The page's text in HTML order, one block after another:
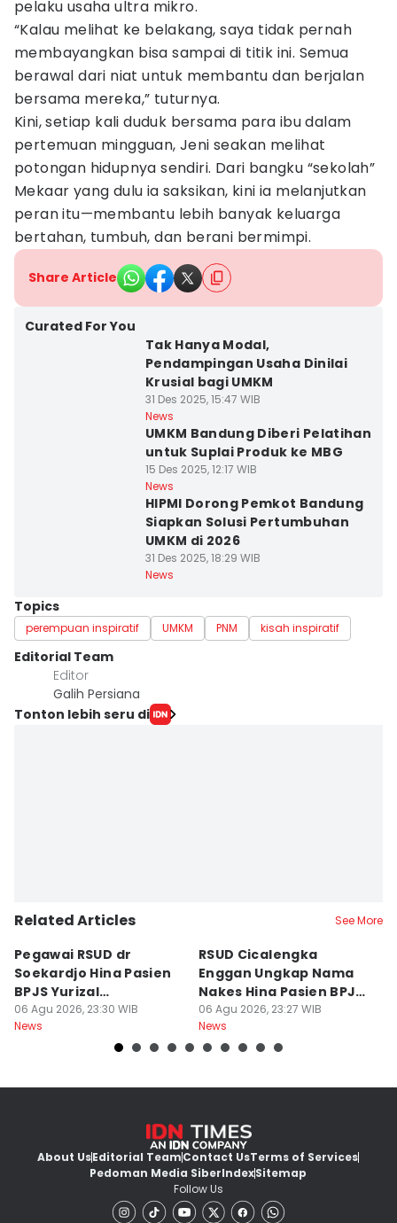
pelaku usaha ultra mikro.
“Kalau melihat ke belakang, saya tidak pernah
membayangkan bisa sampai di titik ini. Semua
berawal dari niat untuk membantu dan berjalan
bersama mereka,” tuturnya.
Kini, setiap kali duduk bersama para ibu dalam
pertemuan mingguan, Jeni seakan melihat
potongan hidupnya sendiri. Dari bangku “sekolah”
Mekaar yang dulu ia saksikan, kini ia melanjutkan
peran itu—membantu lebih banyak keluarga
bertahan, tumbuh, dan berani bermimpi.
Share Article
Curated For You
Tak Hanya Modal,
Pendampingan Usaha Dinilai
Krusial bagi UMKM
31 Des 2025, 15:47 WIB
News
UMKM Bandung Diberi Pelatihan
untuk Suplai Produk ke MBG
15 Des 2025, 12:17 WIB
News
HIPMI Dorong Pemkot Bandung
Siapkan Solusi Pertumbuhan
UMKM di 2026
31 Des 2025, 18:29 WIB
News
Topics
perempuan inspiratif UMKM PNM kisah inspiratif
Editorial Team
Editor
Galih Persiana
Tonton lebih seru di
Related Articles See More
Pegawai RSUD dr
Soekardjo Hina Pasien
BPJS Yurizal
Mengundurkan Diri
06 Agu 2026, 23:30 WIB
News
RSUD Cicalengka
Enggan Ungkap Nama
Nakes Hina Pasien BPJS
Yurizal
06 Agu 2026, 23:27 WIB
News
About UsEditorial TeamContact UsTerms of Services
Pedoman Media SiberIndexSitemap
Follow Us